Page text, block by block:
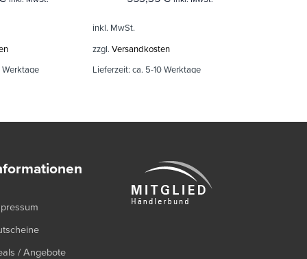
Werktage
inkl. MwSt.
zzgl. Versandkosten
Lieferzeit: ca. 5-10 Werktage
/ Angebote